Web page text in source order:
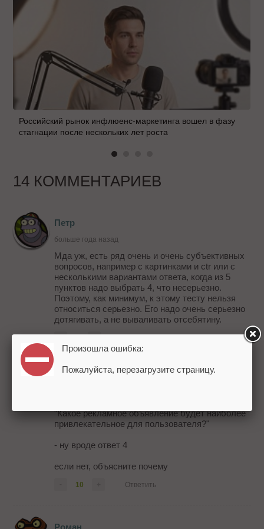
Российский рынок инфлюенс-маркетинга вошел в фазу
стагнации после нескольких лет роста
14 КОММЕНТАРИЕВ
Петр
больше года назад
Мда уж, есть ряд очень и очень субъективных
вопросов, например с картинками и ctr или с
несколькими вариантами ответа, когда из 5
пунктов надо выбрать 4, что несерьезно.
Поэтому, как минимум, к этому тесту нельзя
относиться серьезно. Его надо очень серьезно
дотягивать, а не вываливать отсебятину.
-
"Какое рекламное объявление будет наиболее
привлекательное для пользователя?"
- ну вроде ответ 4
если нет, объясните почему
10 Ответить
Роман
Произошла ошибка:
Пожалуйста, перезагрузите страницу.